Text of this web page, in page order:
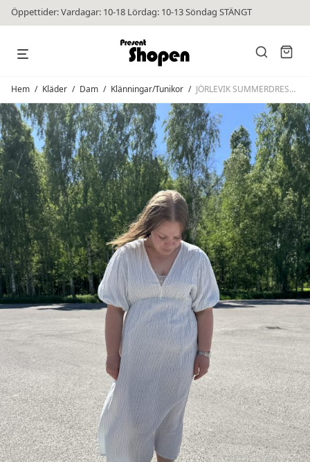
Öppettider: Vardagar: 10-18 Lördag: 10-13 Söndag STÄNGT
Hem / Kläder / Dam / Klänningar/Tunikor / JÖRLEVIK SUMMERDRESS STRIPED Sky Blue